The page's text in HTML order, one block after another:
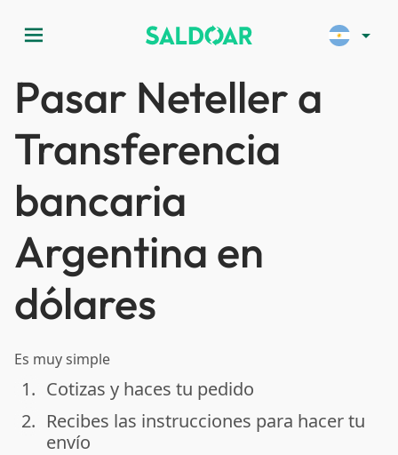
menu arrow_drop_down
Pasar Neteller a
Transferencia
bancaria
Argentina en
dólares
Es muy simple
done
1. Cotizas y haces tu pedido
done
2. Recibes las instrucciones para hacer tu
envío